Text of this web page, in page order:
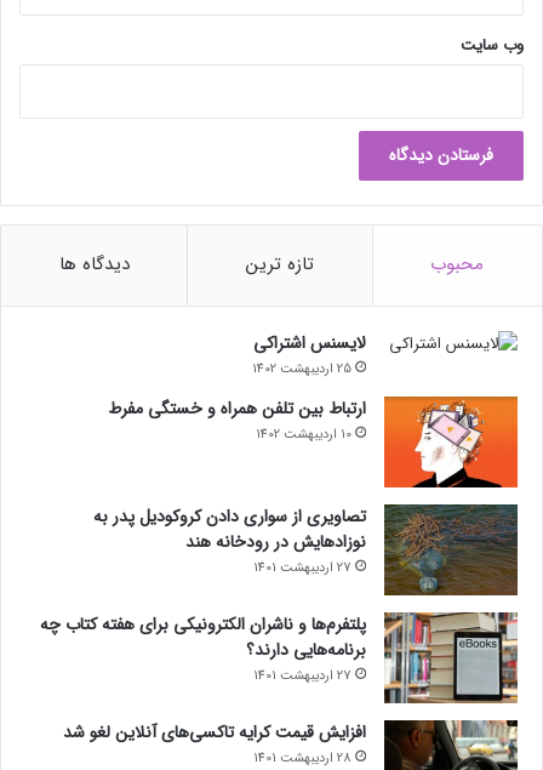
وب‌ سایت
محبوب تازه ترین دیدگاه ها
لایسنس اشتراکی
25 اردیبهشت 1402
ارتباط بین تلفن همراه و خستگی مفرط
10 اردیبهشت 1402
تصاویری از سواری دادن کروکودیل پدر به
نوزادهایش در رودخانه هند
27 اردیبهشت 1401
پلتفرم‌ها و ناشران الکترونیکی برای هفته کتاب چه
برنامه‌هایی دارند؟
27 اردیبهشت 1401
افزایش قیمت کرایه تاکسی‌های آنلاین لغو شد
28 اردیبهشت 1401